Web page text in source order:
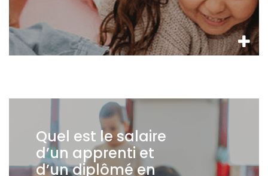
Quel est le salaire
d’un apprenti et
d’un diplômé en